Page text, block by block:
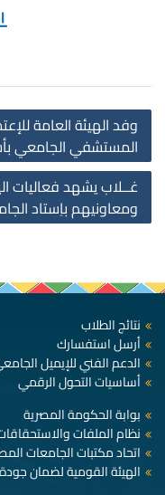
وفد الهيئة العامة
المستشفي الجامعي
غــلاب يشهد فعاليات
ومعاونيهم باِستاد
نتائج الطلاب
أرسل استفسارك
الدعم الفني للإيميل
أساسيات التحول الرقمي
بوابة الحكومة المصرية
نظام الملفات
اتحاد مكتبات الجامعات
الهيئة القومية لضمان جودة